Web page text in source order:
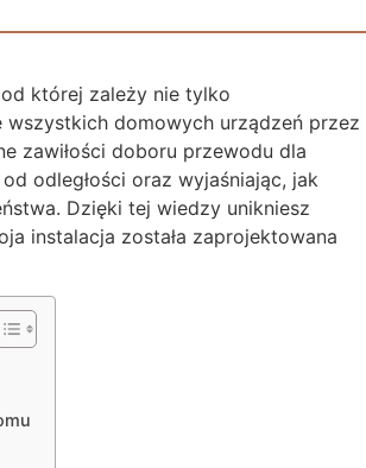
której zależy nie tylko
wszystkich domowych urządzeń przez
zawiłości doboru przewodu dla
odległości oraz wyjaśniając, jak
Dzięki tej wiedzy unikniesz
instalacja została zaprojektowana